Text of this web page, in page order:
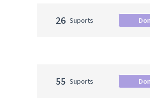
26 Suports
55 Suports